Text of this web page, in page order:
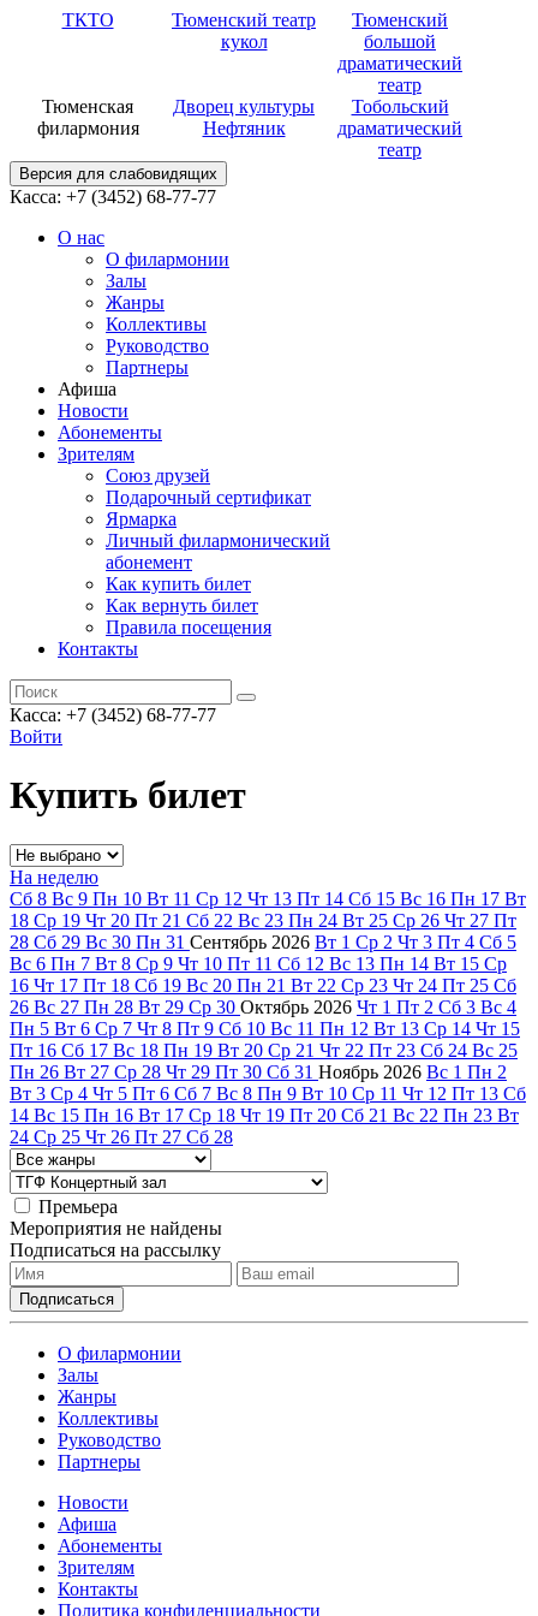
ТКТО
Тюменский театр
кукол
Тюменский
большой
драматический
театр
Тюменская
филармония
Дворец культуры
Нефтяник
Тобольский
драматический
театр
Версия для слабовидящих
Касса: +7 (3452) 68-77-77
О нас
О филармонии
Залы
Жанры
Коллективы
Руководство
Партнеры
Афиша
Новости
Абонементы
Зрителям
Союз друзей
Подарочный сертификат
Ярмарка
Личный филармонический
абонемент
Как купить билет
Как вернуть билет
Правила посещения
Контакты
Касса: +7 (3452) 68-77-77
Войти
Купить билет
На неделю
Сб 8 Вс 9 Пн 10 Вт 11 Ср 12 Чт 13 Пт 14 Сб 15 Вс 16 Пн 17 Вт
18 Ср 19 Чт 20 Пт 21 Сб 22 Вс 23 Пн 24 Вт 25 Ср 26 Чт 27 Пт
28 Сб 29 Вс 30 Пн 31 Сентябрь 2026 Вт 1 Ср 2 Чт 3 Пт 4 Сб 5
Вс 6 Пн 7 Вт 8 Ср 9 Чт 10 Пт 11 Сб 12 Вс 13 Пн 14 Вт 15 Ср
16 Чт 17 Пт 18 Сб 19 Вс 20 Пн 21 Вт 22 Ср 23 Чт 24 Пт 25 Сб
26 Вс 27 Пн 28 Вт 29 Ср 30 Октябрь 2026 Чт 1 Пт 2 Сб 3 Вс 4
Пн 5 Вт 6 Ср 7 Чт 8 Пт 9 Сб 10 Вс 11 Пн 12 Вт 13 Ср 14 Чт 15
Пт 16 Сб 17 Вс 18 Пн 19 Вт 20 Ср 21 Чт 22 Пт 23 Сб 24 Вс 25
Пн 26 Вт 27 Ср 28 Чт 29 Пт 30 Сб 31 Ноябрь 2026 Вс 1 Пн 2
Вт 3 Ср 4 Чт 5 Пт 6 Сб 7 Вс 8 Пн 9 Вт 10 Ср 11 Чт 12 Пт 13 Сб
14 Вс 15 Пн 16 Вт 17 Ср 18 Чт 19 Пт 20 Сб 21 Вс 22 Пн 23 Вт
24 Ср 25 Чт 26 Пт 27 Сб 28
Премьера
Мероприятия не найдены
Подписаться на рассылку
О филармонии
Залы
Жанры
Коллективы
Руководство
Партнеры
Новости
Афиша
Абонементы
Зрителям
Контакты
Политика конфиденциальности